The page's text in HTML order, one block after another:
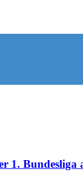
1. Bundesliga